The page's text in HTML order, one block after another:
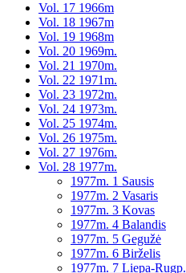
Vol. 17 1966m
Vol. 18 1967m
Vol. 19 1968m
Vol. 20 1969m.
Vol. 21 1970m.
Vol. 22 1971m.
Vol. 23 1972m.
Vol. 24 1973m.
Vol. 25 1974m.
Vol. 26 1975m.
Vol. 27 1976m.
Vol. 28 1977m.
1977m. 1 Sausis
1977m. 2 Vasaris
1977m. 3 Kovas
1977m. 4 Balandis
1977m. 5 Gegužė
1977m. 6 Birželis
1977m. 7 Liepa-Rugp.